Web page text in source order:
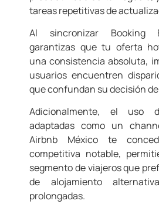
tareas repetitivas de
Al sincronizar Booking
garantizas que tu oferta
una consistencia absoluta,
usuarios encuentren
que confundan su decisión
Adicionalmente, el uso
adaptadas como un
Airbnb México te
competitiva notable,
segmento de viajeros que
de alojamiento
prolongadas.